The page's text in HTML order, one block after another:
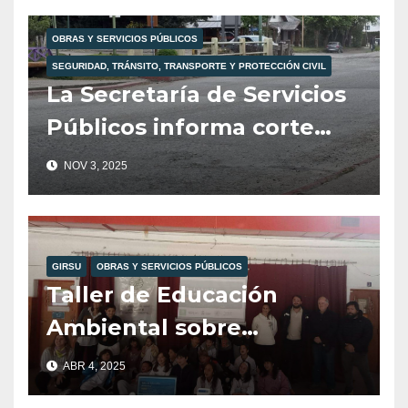
OBRAS Y SERVICIOS PÚBLICOS
SEGURIDAD, TRÁNSITO, TRANSPORTE Y PROTECCIÓN CIVIL
La Secretaría de Servicios
Públicos informa corte
total de tránsito para
mañana martes 4 de
noviembre.
NOV 3, 2025
GIRSU OBRAS Y SERVICIOS PÚBLICOS
Taller de Educación
Ambiental sobre
Reciclajes en la Esc. 104,
Organizado por Girsu,
ABR 4, 2025